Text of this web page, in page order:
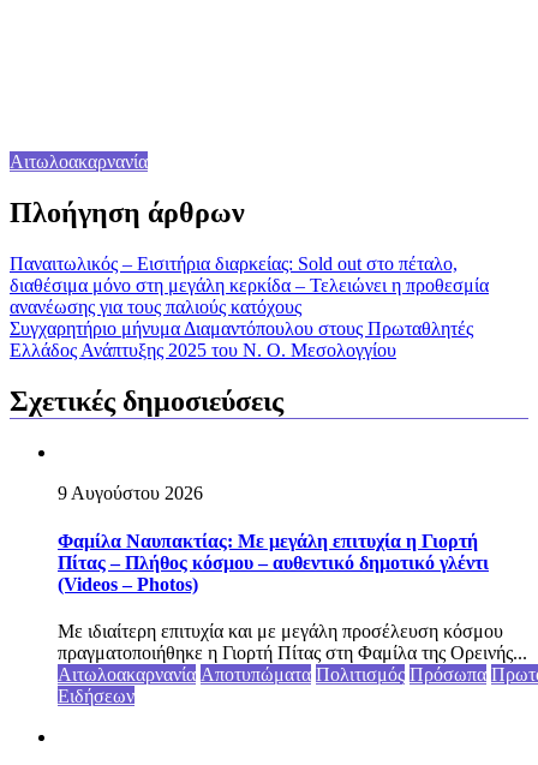
Αιτωλοακαρνανία
Πλοήγηση άρθρων
Παναιτωλικός – Εισιτήρια διαρκείας: Sold out στο πέταλο,
διαθέσιμα μόνο στη μεγάλη κερκίδα – Τελειώνει η προθεσμία
ανανέωσης για τους παλιούς κατόχους
Συγχαρητήριο μήνυμα Διαμαντόπουλου στους Πρωταθλητές
Ελλάδος Ανάπτυξης 2025 του Ν. Ο. Μεσολογγίου
Σχετικές δημοσιεύσεις
9 Αυγούστου 2026
Φαμίλα Ναυπακτίας: Με μεγάλη επιτυχία η Γιορτή
Πίτας – Πλήθος κόσμου – αυθεντικό δημοτικό γλέντι
(Videos – Photos)
Με ιδιαίτερη επιτυχία και με μεγάλη προσέλευση κόσμου
πραγματοποιήθηκε η Γιορτή Πίτας στη Φαμίλα της Ορεινής...
Αιτωλοακαρνανία Αποτυπώματα Πολιτισμός Πρόσωπα
Ειδήσεων